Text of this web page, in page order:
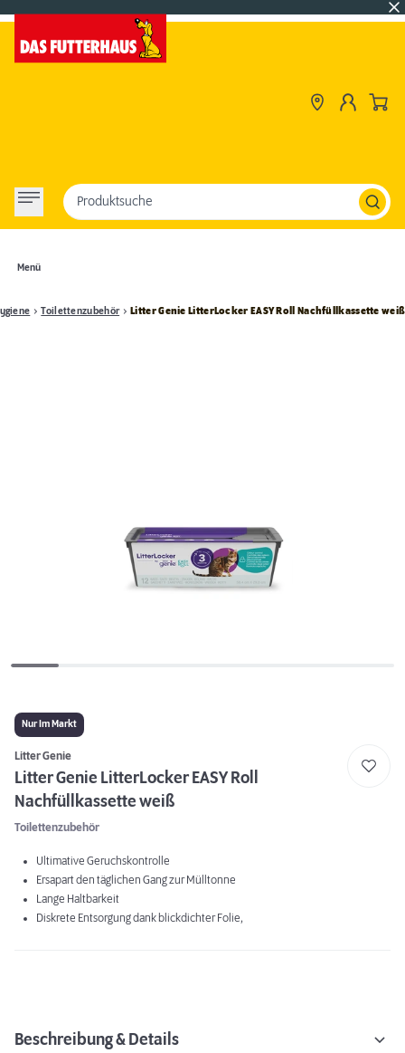
Menü
Produktsuche
Toilettenzubehör Litter Genie LitterLocker EASY Roll Nachfüllkassette weiß
Nur Im Markt
Litter Genie
Litter Genie LitterLocker EASY Roll
Nachfüllkassette weiß
Toilettenzubehör
Ultimative Geruchskontrolle
Ersapart den täglichen Gang zur Mülltonne
Lange Haltbarkeit
Diskrete Entsorgung dank blickdichter Folie,
Beschreibung & Details